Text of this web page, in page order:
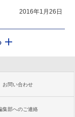
2016年1月26日
お問い合わせ
集部へのご連絡